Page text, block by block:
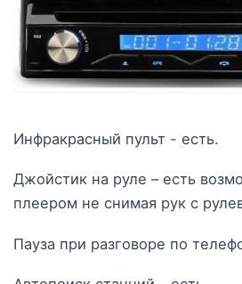
Инфракрасный пульт - есть.
Джойстик на руле – есть
плеером не снимая рук с
Пауза при разговоре по